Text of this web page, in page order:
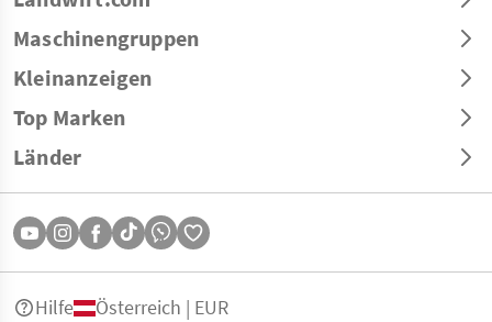
Maschinengruppen
Kleinanzeigen
Top Marken
Länder
Hilfe Österreich | EUR